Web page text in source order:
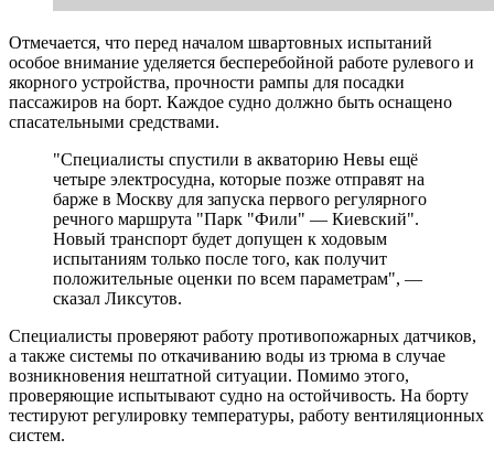
Отмечается, что перед началом швартовных испытаний
особое внимание уделяется бесперебойной работе рулевого и
якорного устройства, прочности рампы для посадки
пассажиров на борт. Каждое судно должно быть оснащено
спасательными средствами.
"Специалисты спустили в акваторию Невы ещё
четыре электросудна, которые позже отправят на
барже в Москву для запуска первого регулярного
речного маршрута "Парк "Фили" — Киевский".
Новый транспорт будет допущен к ходовым
испытаниям только после того, как получит
положительные оценки по всем параметрам", —
сказал Ликсутов.
Специалисты проверяют работу противопожарных датчиков,
а также системы по откачиванию воды из трюма в случае
возникновения нештатной ситуации. Помимо этого,
проверяющие испытывают судно на остойчивость. На борту
тестируют регулировку температуры, работу вентиляционных
систем.